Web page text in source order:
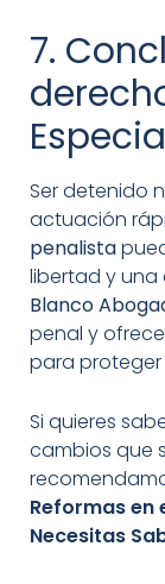
7.
Ser detenido
actuación
penalista
libertad y una
Blanco
penal y
para proteger
Si quieres
cambios que
Reformas en
Necesitas